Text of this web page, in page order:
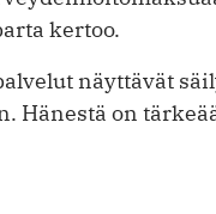
kertoo.
näyttävät
on